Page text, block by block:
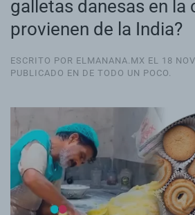
galletas danesas en la
provienen de la India?
ESCRITO POR ELMANANA.MX EL 18
PUBLICADO EN DE TODO UN POCO.